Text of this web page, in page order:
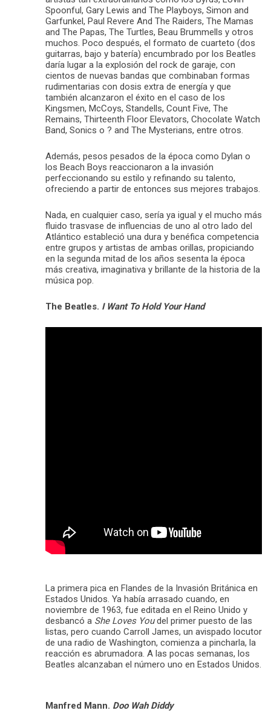
Spoonful, Gary Lewis and The Playboys, Simon and
Garfunkel, Paul Revere And The Raiders, The Mamas
and The Papas, The Turtles, Beau Brummells y otros
muchos. Poco después, el formato de cuarteto (dos
guitarras, bajo y batería) encumbrado por los Beatles
daría lugar a la explosión del rock de garaje, con
cientos de nuevas bandas que combinaban formas
rudimentarias con dosis extra de energía y que
también alcanzaron el éxito en el caso de los
Kingsmen, McCoys, Standells, Count Five, The
Remains, Thirteenth Floor Elevators, Chocolate Watch
Band, Sonics o ? and The Mysterians, entre otros.
Además, pesos pesados de la época como Dylan o
los Beach Boys reaccionaron a la invasión
perfeccionando su estilo y refinando su talento,
ofreciendo a partir de entonces sus mejores trabajos.
Nada, en cualquier caso, sería ya igual y el mucho más
fluido trasvase de influencias de uno al otro lado del
Atlántico estableció una dura y benéfica competencia
entre grupos y artistas de ambas orillas, propiciando
en la segunda mitad de los años sesenta la época
más creativa, imaginativa y brillante de la historia de la
música pop.
The Beatles. I Want To Hold Your Hand
La primera pica en Flandes de la Invasión Británica en
Estados Unidos. Ya había arrasado cuando, en
noviembre de 1963, fue editada en el Reino Unido y
desbancó a She Loves Youdel primer puesto de las
listas, pero cuando Carroll James, un avispado locutor
de una radio de Washington, comienza a pincharla, la
reacción es abrumadora. A las pocas semanas, los
Beatles alcanzaban el número uno en Estados Unidos.
Manfred Mann. Doo Wah Diddy